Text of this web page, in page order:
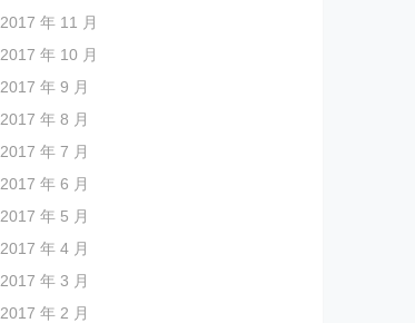
2017 年 11 月
2017 年 10 月
2017 年 9 月
2017 年 8 月
2017 年 7 月
2017 年 6 月
2017 年 5 月
2017 年 4 月
2017 年 3 月
2017 年 2 月